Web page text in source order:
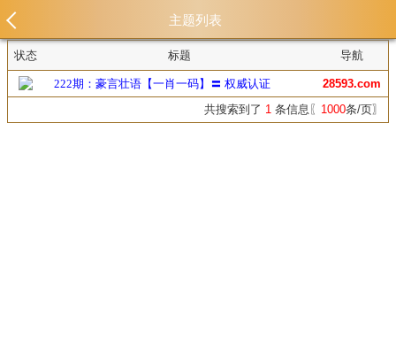
主题列表
状态 标题 导航
222期：豪言壮语【一肖一码】〓 权威认证
28593.com
共搜索到了 1 条信息〖 1000条/页〗